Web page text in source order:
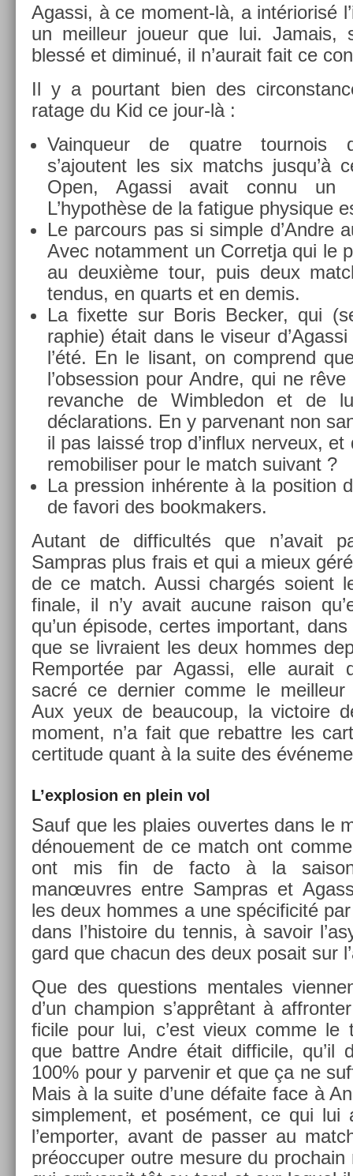
Agas­si, à ce moment-là, a in­tériorisé
un meil­leur joueur que lui. Jamais,
blessé et di­minué, il n’aurait fait ce
Il y a pour­tant bien des
ratage du Kid ce jour-là :
Vain­queur de quat­re tour­nois
s’ajoutent les six matchs jusqu’à
Open, Agas­si avait connu un
L’hypothèse de la fatigue physique
Le par­cours pas si sim­ple d’Andre
Avec notam­ment un Cor­ret­ja qui le
au deuxième tour, puis deux
ten­dus, en quarts et en demis.
La fixet­te sur Boris Be­ck­er, qui
raphie) était dans le viseur
l’été. En le li­sant, on com­prend
l’ob­sess­ion pour Andre, qui ne
re­vanche de Wimbledon et de
déclara­tions. En y par­venant non
il pas laissé trop d’influx ner­veux,
re­mobilis­er pour le match suivant ?
La pre­ss­ion inhérente à la posi­tion
de favori des book­mak­ers.
Autant de dif­ficultés que n’avait
Sampras plus frais et qui a mieux
de ce match. Aussi chargés soient
fin­ale, il n’y avait aucune raison
qu’un épisode, cer­tes im­por­tant,
que se li­vraient les deux hom­mes
Re­mportée par Agas­si, elle aurait
sacré ce de­rni­er comme le
Aux yeux de be­aucoup, la vic­toire
mo­ment, n’a fait que re­battre les
certitude quant à la suite des
L’explos­ion en plein vol
Sauf que les pla­ies ouver­tes dans le
dénoue­ment de ce match ont
ont mis fin de facto à la
manœuvres entre Sampras et
les deux hom­mes a une spécificité
dans l’his­toire du ten­nis, à savoir
gard que chacun des deux posait sur
Que des ques­tions men­tales
d’un champ­ion s’apprêtant à
ficile pour lui, c’est vieux comme le
que battre Andre était dif­ficile, qu’il
100% pour y par­venir et que ça ne
Mais à la suite d’une défaite face à
simple­ment, et posément, ce qui lui
l’em­port­er, avant de pass­er au
préoc­cup­er outre mesure du